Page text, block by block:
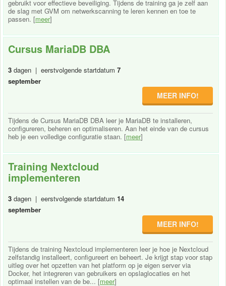
gebruikt voor effectieve beveiliging. Tijdens de training ga je zelf aan
de slag met GVM om netwerkscanning te leren kennen en toe te
passen. [meer]
Cursus MariaDB DBA
3 dagen | eerstvolgende startdatum 7
september
MEER INFO!
Tijdens de Cursus MariaDB DBA leer je MariaDB te installeren,
configureren, beheren en optimaliseren. Aan het einde van de cursus
heb je een volledige configuratie staan. [meer]
Training Nextcloud
implementeren
3 dagen | eerstvolgende startdatum 14
september
MEER INFO!
Tijdens de training Nextcloud implementeren leer je hoe je Nextcloud
zelfstandig installeert, configureert en beheert. Je krijgt stap voor stap
uitleg over het opzetten van het platform op je eigen server via
Docker, het integreren van gebruikers en opslaglocaties en het
optimaal instellen van de be... [meer]